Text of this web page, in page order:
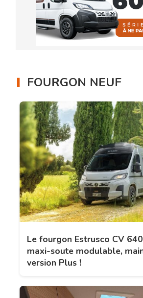
FOURGON NEUF
Le fourgon Estrusco CV
maxi-soute modulable,
version Plus !